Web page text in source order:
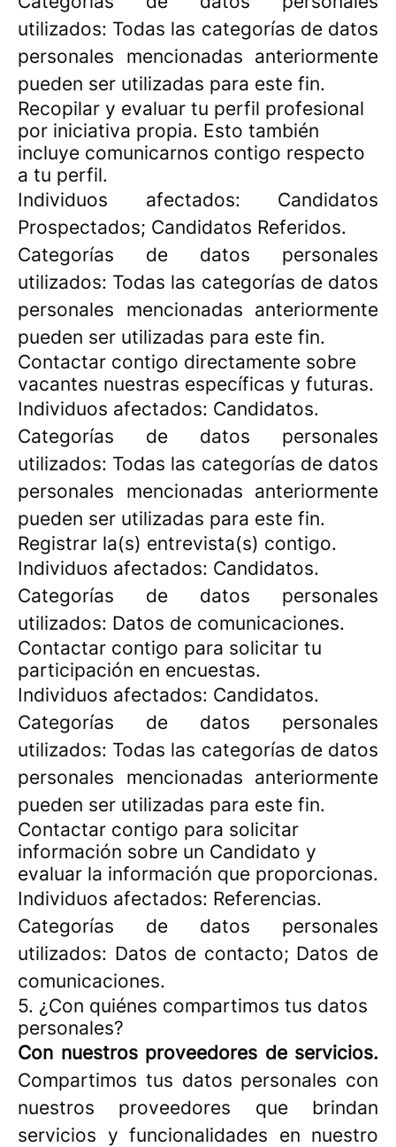
utilizados: Todas las categorías de datos
personales mencionadas anteriormente
pueden ser utilizadas para este fin.
Recopilar y evaluar tu perfil profesional
por iniciativa propia. Esto también
incluye comunicarnos contigo respecto
a tu perfil.
Individuos afectados: Candidatos
Prospectados; Candidatos Referidos.
Categorías de datos personales
utilizados: Todas las categorías de datos
personales mencionadas anteriormente
pueden ser utilizadas para este fin.
Contactar contigo directamente sobre
vacantes nuestras específicas y futuras.
Individuos afectados: Candidatos.
Categorías de datos personales
utilizados: Todas las categorías de datos
personales mencionadas anteriormente
pueden ser utilizadas para este fin.
Registrar la(s) entrevista(s) contigo.
Individuos afectados: Candidatos.
Categorías de datos personales
utilizados: Datos de comunicaciones.
Contactar contigo para solicitar tu
participación en encuestas.
Individuos afectados: Candidatos.
Categorías de datos personales
utilizados: Todas las categorías de datos
personales mencionadas anteriormente
pueden ser utilizadas para este fin.
Contactar contigo para solicitar
información sobre un Candidato y
evaluar la información que proporcionas.
Individuos afectados: Referencias.
Categorías de datos personales
utilizados: Datos de contacto; Datos de
comunicaciones.
5. ¿Con quiénes compartimos tus datos
personales?
Con nuestros proveedores de servicios.
Compartimos tus datos personales con
nuestros proveedores que brindan
servicios y funcionalidades en nuestro